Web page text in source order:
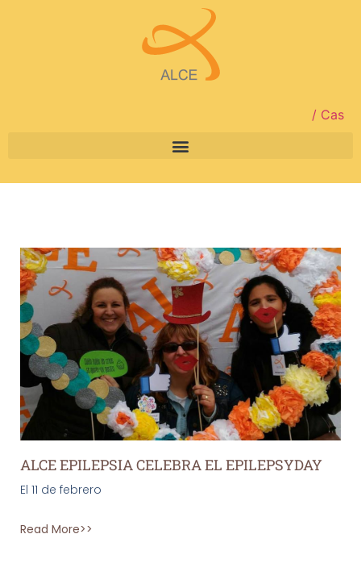
/ Cas
ALCE EPILEPSIA CELEBRA EL EPILEPSYDAY
El 11 de febrero
Read More>>